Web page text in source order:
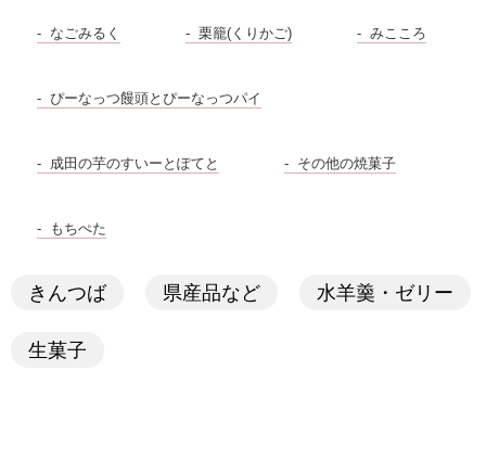
なごみるく 栗籠(くりかご) みこころ
ぴーなっつ饅頭とぴーなっつパイ
成田の芋のすいーとぽてと その他の焼菓子
もちぺた
きんつば 県産品など 水羊羹・ゼリー
生菓子